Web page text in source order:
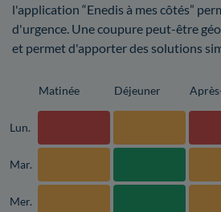
l'application “Enedis à mes côtés”
d'urgence. Une coupure peut-être
et permet d'apporter des solutions
Matinée Déjeuner
Lun.
Mar.
Mer.